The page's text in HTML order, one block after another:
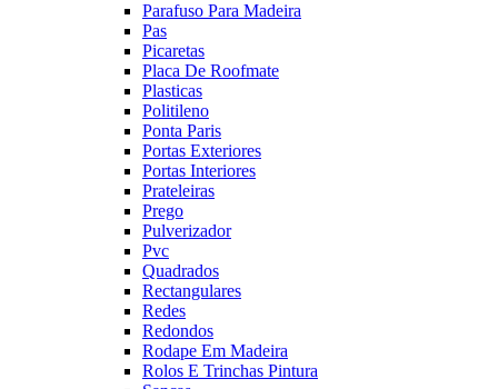
Parafuso Para Madeira
Pas
Picaretas
Placa De Roofmate
Plasticas
Politileno
Ponta Paris
Portas Exteriores
Portas Interiores
Prateleiras
Prego
Pulverizador
Pvc
Quadrados
Rectangulares
Redes
Redondos
Rodape Em Madeira
Rolos E Trinchas Pintura